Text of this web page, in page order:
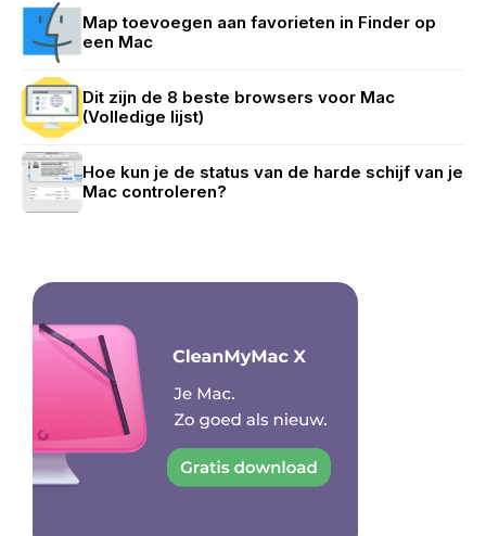
Map toevoegen aan favorieten in Finder op
een Mac
Dit zijn de 8 beste browsers voor Mac
(Volledige lijst)
Hoe kun je de status van de harde schijf van je
Mac controleren?